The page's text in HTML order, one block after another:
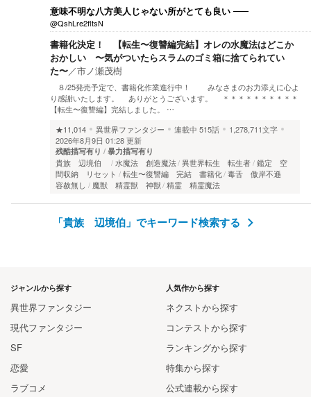
意味不明な八方美人じゃない所がとても良い
@QshLre2fltsN
書籍化決定！ 【転生〜復讐編完結】オレの水魔法はどこか
おかしい 〜気がついたらスラムのゴミ箱に捨てられてい
た〜／市ノ瀬茂樹
８/25発売予定で、書籍化作業進行中！ みなさまのお力添えに心よ
り感謝いたします。 ありがとうございます。 ＊＊＊＊＊＊＊＊＊＊
【転生〜復讐編】完結しました。 …
★11,014
異世界ファンタジー 連載中 515話
1,278,711文字
2026年8月9日 01:28 更新
残酷描写有り 暴力描写有り
貴族 辺境伯 水魔法 創造魔法 異世界転生 転生者 鑑定 空
間収納 リセット
転生〜復讐編 完結 書籍化 毒舌 傲岸不遜
容赦無し
魔獣 精霊獣 神獣 精霊 精霊魔法
「貴族 辺境伯」でキーワード検索する
人気作から探す
ネクストから探す
コンテストから探す
ランキングから探す
特集から探す
公式連載から探す
ジャンルから探す
異世界ファンタジー
現代ファンタジー
SF
恋愛
ラブコメ